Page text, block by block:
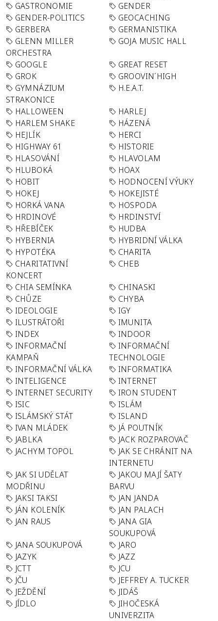
GASTRONOMIE
GENDER
GENDER-POLITICS
GEOCACHING
GERBERA
GERMANISTIKA
GLENN MILLER
ORCHESTRA
GOJA MUSIC HALL
GOOGLE
GREAT RESET
GROK
GROOVIN´HIGH
GYMNÁZIUM
STRAKONICE
H.E.A.T.
HALLOWEEN
HARLEJ
HARLEM SHAKE
HÁZENÁ
HEJLÍK
HERCI
HIGHWAY 61
HISTORIE
HLASOVÁNÍ
HLAVOLAM
HLUBOKÁ
HOAX
HOBIT
HODNOCENÍ VÝUKY
HOKEJ
HOKEJISTÉ
HORKÁ VANA
HOSPODA
HRDINOVÉ
HRDINSTVÍ
HŘEBÍČEK
HUDBA
HYBERNIA
HYBRIDNÍ VÁLKA
HYPOTÉKA
CHARITA
CHARITATIVNÍ
KONCERT
CHEB
CHIA SEMÍNKA
CHINASKI
CHŮZE
CHYBA
IDEOLOGIE
IGY
ILUSTRÁTOŘI
IMUNITA
INDEX
INDOOR
INFORMAČNÍ
KAMPAŇ
INFORMAČNÍ
TECHNOLOGIE
INFORMAČNÍ VÁLKA
INFORMATIKA
INTELIGENCE
INTERNET
INTERNET SECURITY
IRON STUDENT
ISIC
ISLÁM
ISLÁMSKÝ STÁT
ISLAND
IVAN MLÁDEK
JÁ POUTNÍK
JABLKA
JACK ROZPAROVAČ
JACHYM TOPOL
JAK SE CHRÁNIT NA
INTERNETU
JAK SI UDĚLAT
MODŘINU
JAKOU MAJÍ ŠATY
BARVU
JAKSI TAKSI
JAN JANDA
JÁN KOLENÍK
JAN PALACH
JAN RAUS
JANA GIA
SOUKUPOVÁ
JANA SOUKUPOVÁ
JARO
JAZYK
JAZZ
JCTT
JCU
JČU
JEFFREY A. TUCKER
JEŽDĚNÍ
JIDÁŠ
JÍDLO
JIHOČESKÁ
UNIVERZITA